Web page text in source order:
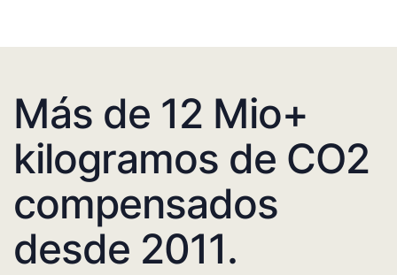
Más de 12 Mio+
kilogramos de CO2
compensados
desde 2011.